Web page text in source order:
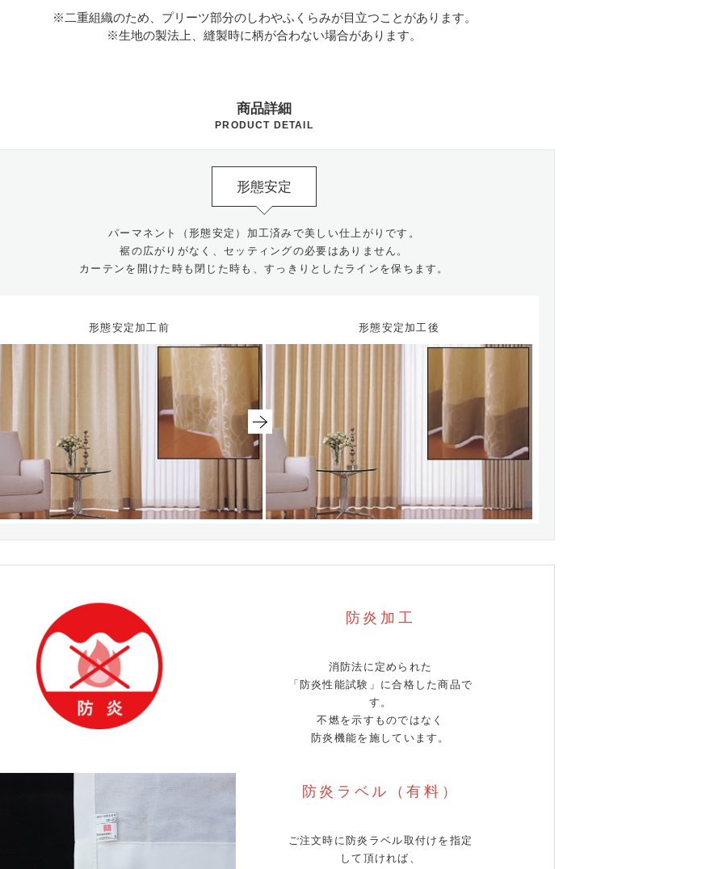
※二重組織のため、プリーツ部分のしわやふくらみが目立つことがあります。
※生地の製法上、縫製時に柄が合わない場合があります。
商品詳細
PRODUCT DETAIL
形態安定
パーマネント（形態安定）加工済みで美しい仕上がりです。
裾の広がりがなく、セッティングの必要はありません。
カーテンを開けた時も閉じた時も、すっきりとしたラインを保ちます。
形態安定加工前 形態安定加工後
防炎加工
消防法に定められた
「防炎性能試験」に合格した商品で
す。
不燃を示すものではなく
防炎機能を施しています。
防炎ラベル（有料）
ご注文時に防炎ラベル取付けを指定
して頂ければ、